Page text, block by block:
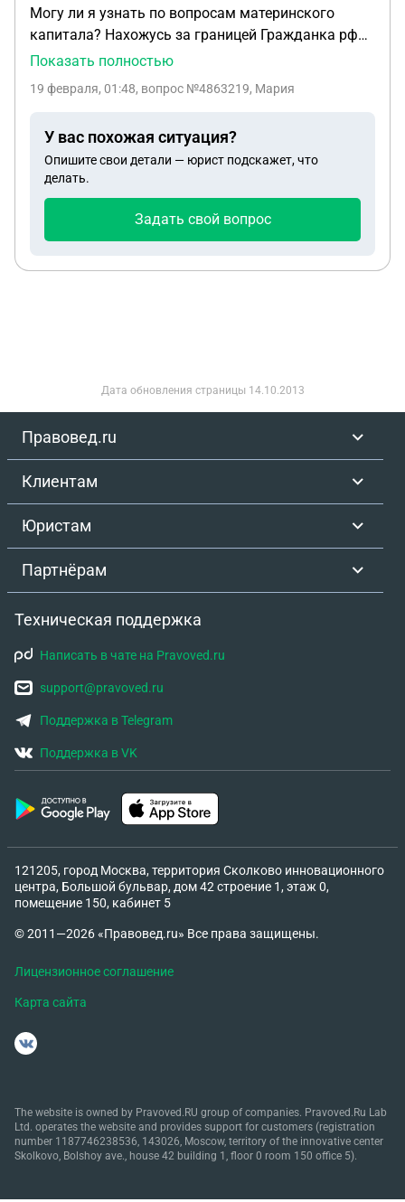
Могу ли я узнать по вопросам материнского
капитала? Нахожусь за границей Гражданка рф
Буду рожать за границей В Бразилии Муж с
официально роспись нигде не числится , тоесть я
рассчитывать на мат капитал ? Нужно как то все
грамотно оформить?
Показать полностью
19 февраля, 01:48, вопрос №4863219, Мария
У вас похожая ситуация?
Опишите свои детали — юрист подскажет, что
делать.
Задать свой вопрос
Дата обновления страницы 14.10.2013
Правовед.ru
Клиентам
Юристам
Партнёрам
Техническая поддержка
Написать в чате на Pravoved.ru
support@pravoved.ru
Поддержка в Telegram
Поддержка в VK
121205, город Москва, территория Сколково инновационного
центра, Большой бульвар, дом 42 строение 1, этаж 0,
помещение 150, кабинет 5
© 2011—2026 «Правовед.ru» Все права защищены.
Лицензионное соглашение
Карта сайта
The website is owned by Pravoved.RU group of companies. Pravoved.Ru Lab
Ltd. operates the website and provides support for customers (registration
number 1187746238536, 143026, Moscow, territory of the innovative center
Skolkovo, Bolshoy ave., house 42 building 1, floor 0 room 150 office 5).